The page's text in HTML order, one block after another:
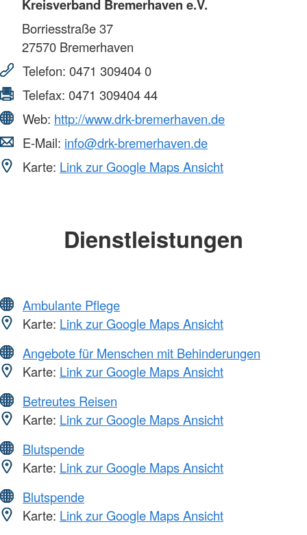
Kreisverband Bremerhaven e.V.
Borriesstraße 37
27570 Bremerhaven
Telefon: 0471 309404 0
Telefax: 0471 309404 44
Web: http://www.drk-bremerhaven.de
E-Mail: info@drk-bremerhaven.de
Karte: Link zur Google Maps Ansicht
Dienstleistungen
Ambulante Pflege
Karte: Link zur Google Maps Ansicht
Angebote für Menschen mit Behinderungen
Karte: Link zur Google Maps Ansicht
Betreutes Reisen
Karte: Link zur Google Maps Ansicht
Blutspende
Karte: Link zur Google Maps Ansicht
Blutspende
Karte: Link zur Google Maps Ansicht